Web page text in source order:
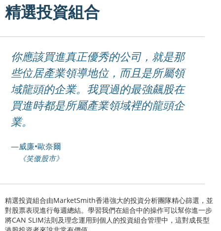
精選投資組合
你應該買進真正優秀的公司，就是那
些位居產業領導地位，而且是所屬領
域龍頭的企業。我買過的最強飆股在
買進時都是所屬產業領域裡的龍頭企
業。
—威廉•歐奈爾
《笑傲股市》
精選投資組合由MarketSmith香港強大的投資分析團隊精心篩選，並
對股票表現進行每週總結。學習我們在組合中的操作可以幫你進一步
將CAN SLIM法則及理念運用到個人的投資組合管理中，這對成長型